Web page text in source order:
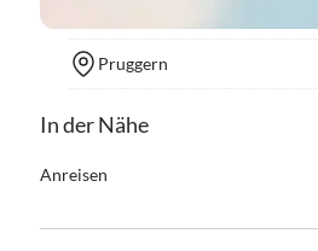
Pruggern
In der Nähe
Anreisen
Check out: 10.00 Uhr